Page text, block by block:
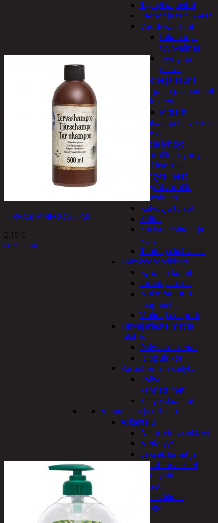
Tyynyt ja peitot
Verhot ja tarvikkeet
Vuodevaatteet
Lakanat ja
tyynynlinat
Tyynyt ja
peitot
Kylpyhuone ja sauna
Harjat ja pesuaineet
Kalusteet
Mittarit
Kiukaat ja tarvikkeet
Tuoksut
Kynttilät ja lyhdyt
Kynttilät ja lyhdyt
Led-kynttilät
Lyhtytelineet
Pöytäkynttilät
Sisustusesineet
Kalvot ja tarrat
Kellot
Koriste-esineet ja
kasvit
Taulut ja kehykset
Toimistotarvikkeet
Kynät ja kumit
Liimat ja teipit
Muistitaulut ja
magneetit
Vihkot ja paperit
Turvajärjestelmät ja
lukitus
Palovaroittimet
Riippulukot
Varastointi ja säilytys
Hyllyt ja -
kannattimet
Säilytyslaatikot
Vapaa-aika ja urheilu
Askartelu
Askartelutarvikkeet
Miniatyyri
Sakset, liimat ja
muut tarvikkeet
Värikynät
Harrasteet
Käsityötarvikkeet
Langat
TERVASHAMPOO 500ML
2,19 €
Lue Lisää